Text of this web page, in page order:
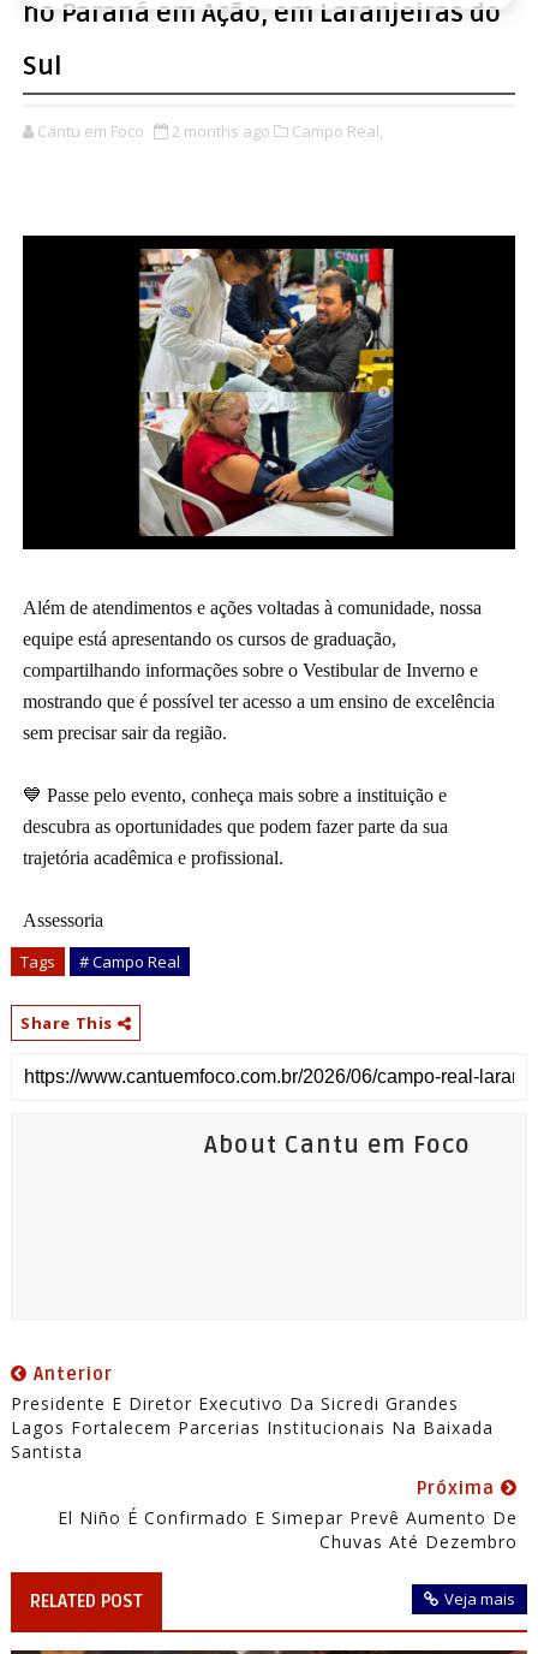
no Paraná em Ação, em Laranjeiras do
Sul
Cantu em Foco 2 months ago Campo Real,
Além de atendimentos e ações voltadas à comunidade, nossa
equipe está apresentando os cursos de graduação,
compartilhando informações sobre o Vestibular de Inverno e
mostrando que é possível ter acesso a um ensino de excelência
sem precisar sair da região.
💙 Passe pelo evento, conheça mais sobre a instituição e
descubra as oportunidades que podem fazer parte da sua
trajetória acadêmica e profissional.
Assessoria
Tags # Campo Real
Share This
About Cantu em Foco
Anterior
Presidente E Diretor Executivo Da Sicredi Grandes
Lagos Fortalecem Parcerias Institucionais Na Baixada
Santista
Próxima
El Niño É Confirmado E Simepar Prevê Aumento De
Chuvas Até Dezembro
RELATED POST Veja mais